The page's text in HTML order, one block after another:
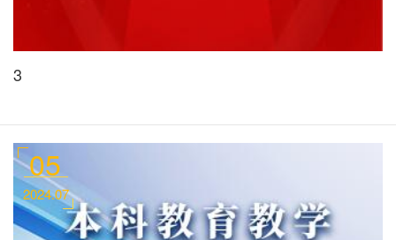
3
05
2024.07